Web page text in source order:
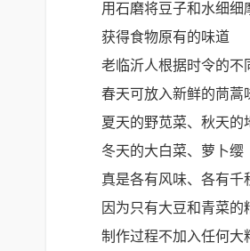
用石磨将豆子和水细细
获得食物原有的味道
老临沂人根据时令的不
春天可放入新鲜的茼蒿
夏天的野苋菜、秋天的
冬天的大白菜、萝卜缨
真是各有风味、各有千
因为只有大豆和青菜的
制作过程不加入任何大